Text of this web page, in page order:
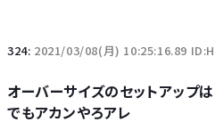
324: 2021/03/08(月) 10:25:16.89
オーバーサイズのセットアップ
でもアカンやろアレ